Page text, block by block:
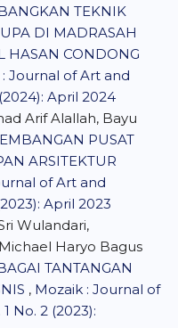
TEKNIK
DI MADRASAH
HASAN CONDONG
Journal of Art and
April 2024
Arif Alallah, Bayu
PUSAT
ARSITEKTUR
of Art and
April 2023
Wulandari,
Haryo Bagus
TANTANGAN
, Mozaik : Journal of
No. 2 (2023):